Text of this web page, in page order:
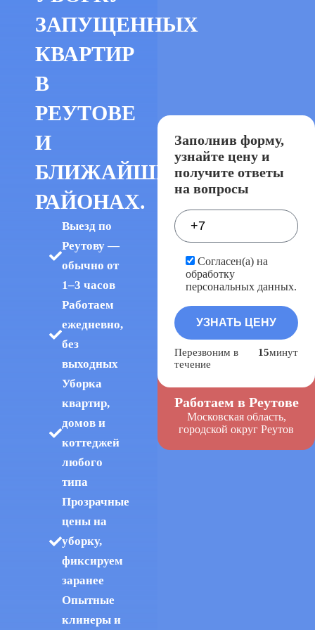
ЗАПУЩЕННЫХ
КВАРТИР
В
РЕУТОВЕ
И
БЛИЖАЙШИХ
РАЙОНАХ.
Выезд по
Реутову —
обычно от
1–3 часов
Работаем
ежедневно,
без
выходных
Уборка
квартир,
домов и
коттеджей
любого
типа
Прозрачные
цены на
уборку,
фиксируем
заранее
Опытные
клинеры и
Заполнив форму,
узнайте цену и
получите ответы
на вопросы
Согласен(а) на
обработку
персональных данных.
Перезвоним в
течение
15минут
Работаем в Реутове
Московская область,
городской округ Реутов